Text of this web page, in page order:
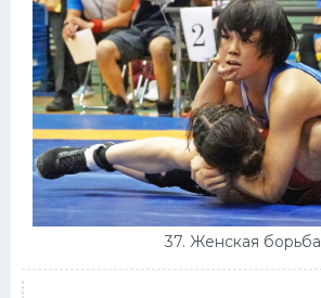
37. Женская борьба